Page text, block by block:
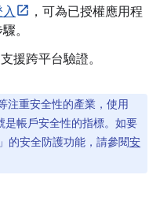
入
，可為已授權應用程
。
援跨平台驗證。
注重安全性的產業，使用
帳戶安全性的指標。如要
的安全防護功能，請參閱安